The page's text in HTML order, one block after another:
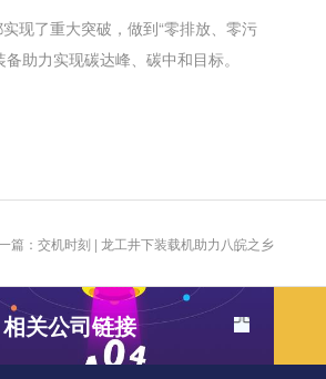
现了重大突破，做到“零排放、零污
助力实现碳达峰、碳中和目标。
篇：交机时刻 | 龙工井下装载机助力八皖之乡
相关公司链接